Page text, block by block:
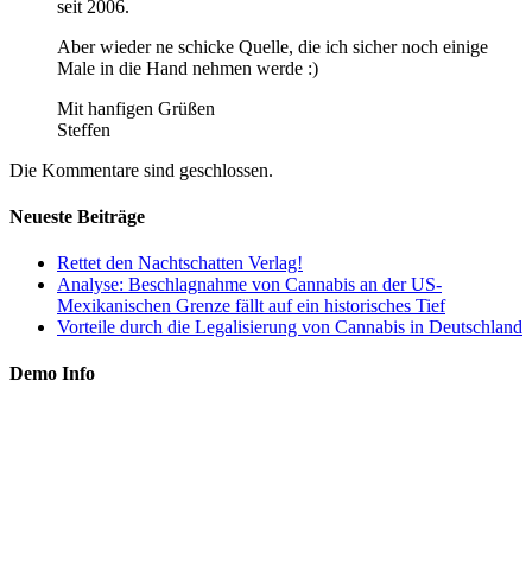
seit 2006.
Aber wieder ne schicke Quelle, die ich sicher noch einige
Male in die Hand nehmen werde :)
Mit hanfigen Grüßen
Steffen
Die Kommentare sind geschlossen.
Neueste Beiträge
Rettet den Nachtschatten Verlag!
Analyse: Beschlagnahme von Cannabis an der US-
Mexikanischen Grenze fällt auf ein historisches Tief
Vorteile durch die Legalisierung von Cannabis in Deutschland
Demo Info